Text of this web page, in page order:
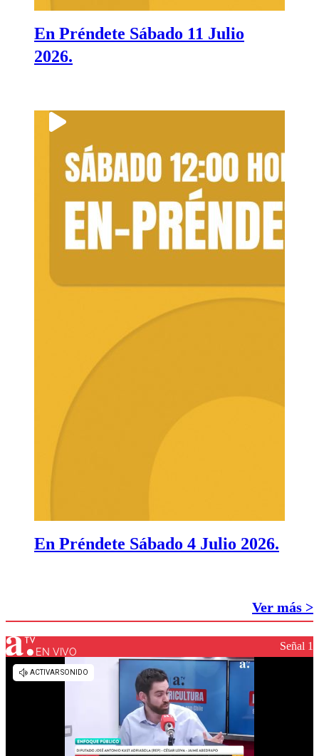
En Préndete Sábado 11 Julio
2026.
En Préndete Sábado 4 Julio 2026.
Ver más >
EN VIVO Señal 1